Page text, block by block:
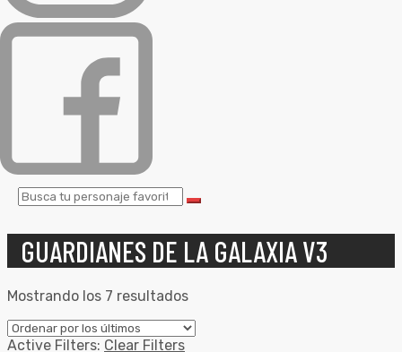
GUARDIANES DE LA GALAXIA V3
Mostrando los 7 resultados
Active Filters: Clear Filters